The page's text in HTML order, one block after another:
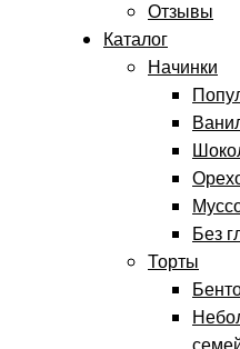
Отзывы
Каталог
Начинки
Без
Торты